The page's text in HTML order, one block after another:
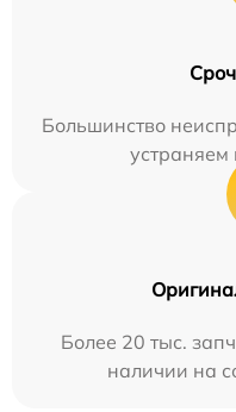
Большинство
устраняем
Более 20 тыс.
наличии на